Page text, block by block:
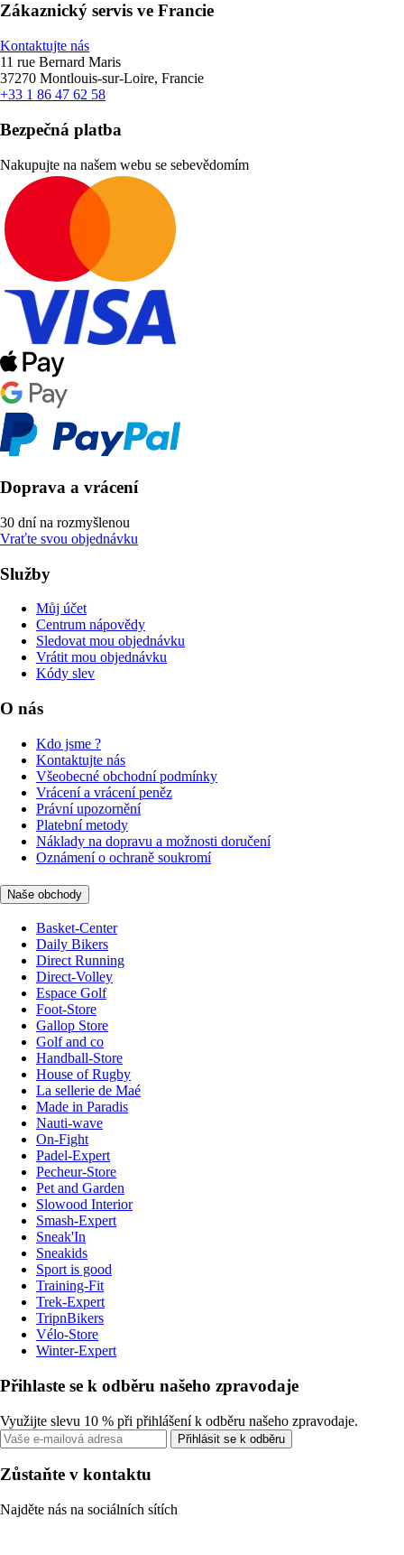
Zákaznický servis ve Francie
Kontaktujte nás
11 rue Bernard Maris
37270 Montlouis-sur-Loire, Francie
+33 1 86 47 62 58
Bezpečná platba
Nakupujte na našem webu se sebevědomím
Doprava a vrácení
30 dní na rozmyšlenou
Vraťte svou objednávku
Služby
Můj účet
Centrum nápovědy
Sledovat mou objednávku
Vrátit mou objednávku
Kódy slev
O nás
Kdo jsme ?
Kontaktujte nás
Všeobecné obchodní podmínky
Vrácení a vrácení peněz
Právní upozornění
Platební metody
Náklady na dopravu a možnosti doručení
Oznámení o ochraně soukromí
Naše obchody
Basket-Center
Daily Bikers
Direct Running
Direct-Volley
Espace Golf
Foot-Store
Gallop Store
Golf and co
Handball-Store
House of Rugby
La sellerie de Maé
Made in Paradis
Nauti-wave
On-Fight
Padel-Expert
Pecheur-Store
Pet and Garden
Slowood Interior
Smash-Expert
Sneak'In
Sneakids
Sport is good
Training-Fit
Trek-Expert
TripnBikers
Vélo-Store
Winter-Expert
Přihlaste se k odběru našeho zpravodaje
Využijte slevu 10 % při přihlášení k odběru našeho zpravodaje.
Přihlásit se k odběru
Zůstaňte v kontaktu
Najděte nás na sociálních sítích